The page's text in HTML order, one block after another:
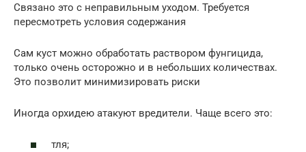
Связано это с неправильным уходом. Требуется
пересмотреть условия содержания
Сам куст можно обработать раствором фунгицида,
только очень осторожно и в небольших количествах.
Это позволит минимизировать риски
Иногда орхидею атакуют вредители. Чаще всего это:
тля;